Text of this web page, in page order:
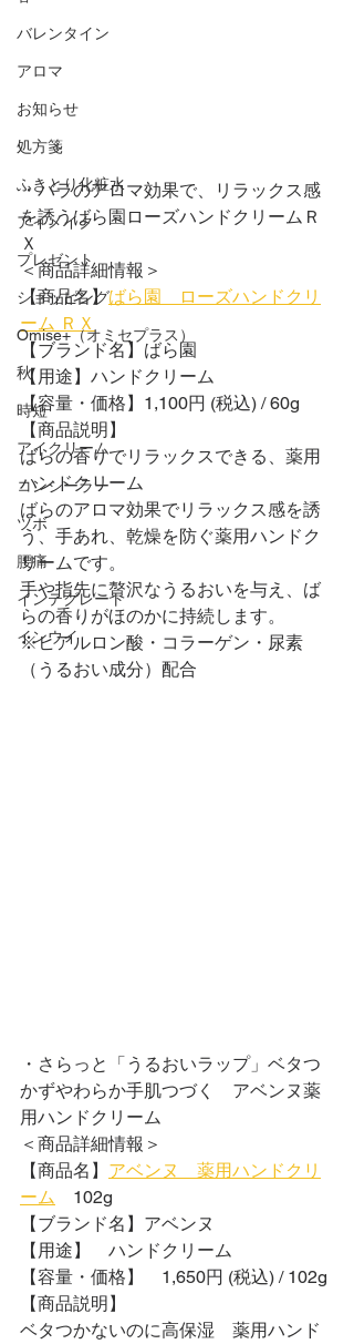
バレンタイン
アロマ
お知らせ
処方箋
ふきとり化粧水
アイメイク
プレゼント
ショッピング
Omise+（オミセプラス）
秋
時短
アイクリーム
コンシーラー
ツボ
腰痛
インテグレート
インウイ
・バラのアロマ効果で、リラックス感
を誘うばら園ローズハンドクリームＲ
Ｘ
＜商品詳細情報＞
【商品名】ばら園　ローズハンドクリ
ーム ＲＸ
【ブランド名】ばら園
【用途】ハンドクリーム
【容量・価格】1,100円 (税込) / 60g
【商品説明】
ばらの香りでリラックスできる、薬用
ハンドクリーム
ばらのアロマ効果でリラックス感を誘
う、手あれ、乾燥を防ぐ薬用ハンドク
リームです。
手や指先に贅沢なうるおいを与え、ば
らの香りがほのかに持続します。
※ヒアルロン酸・コラーゲン・尿素
（うるおい成分）配合
・さらっと「うるおいラップ」ベタつ
かずやわらか手肌つづく　アベンヌ薬
用ハンドクリーム
＜商品詳細情報＞
【商品名】 アベンヌ　薬用ハンドクリ
ーム
102g
【ブランド名】アベンヌ
【用途】　ハンドクリーム
【容量・価格】　1,650円 (税込) / 102g
【商品説明】
ベタつかないのに高保湿　薬用ハンド